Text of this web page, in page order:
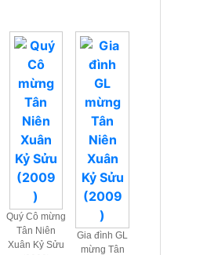
Quý Cô mừng
Tân Niên
Xuân Kỷ Sửu
Gia đình GL
mừng Tân